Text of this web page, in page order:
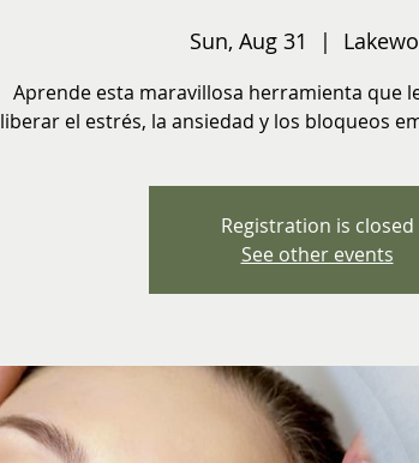
Sun, Aug 31
  |
Aprende esta maravillosa herramienta que
liberar el estrés, la ansiedad y los bloqueos
Registration is closed
See other events